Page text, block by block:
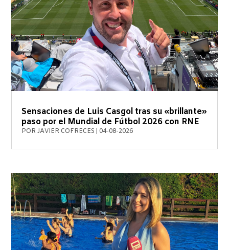
Sensaciones de Luis Casgol tras su «brillante»
paso por el Mundial de Fútbol 2026 con RNE
PORJAVIER COFRECES 04-08-2026